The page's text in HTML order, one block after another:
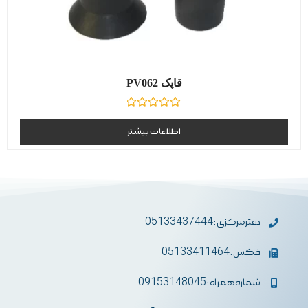
قاپک PV062
از
5
اطلاعات بیشتر
دفترمرکزی : 05133437444
فکس : 05133411464
شماره همراه : 09153148045